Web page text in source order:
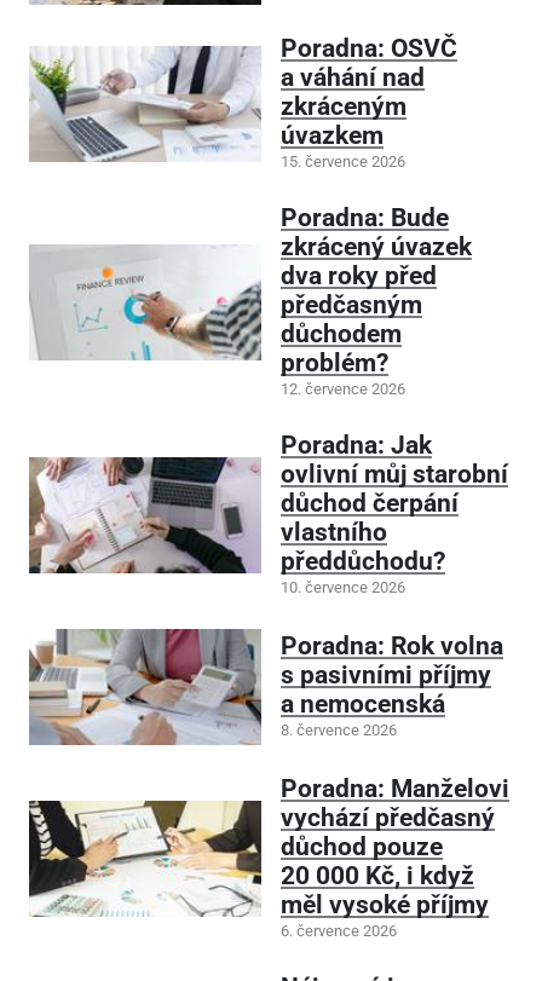
Poradna: OSVČ
a váhání nad
zkráceným
úvazkem
15. července 2026
Poradna: Bude
zkrácený úvazek
dva roky před
předčasným
důchodem
problém?
12. července 2026
Poradna: Jak
ovlivní můj starobní
důchod čerpání
vlastního
předdůchodu?
10. července 2026
Poradna: Rok volna
s pasivními příjmy
a nemocenská
8. července 2026
Poradna: Manželovi
vychází předčasný
důchod pouze
20 000 Kč, i když
měl vysoké příjmy
6. července 2026